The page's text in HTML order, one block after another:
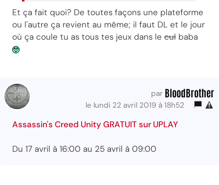
Et ça fait quoi? De toutes façons une plateforme
ou l'autre ça revient au même; il faut DL et le jour
où ça coule tu as tous tes jeux dans le cul baba
par BloodBrother
le lundi 22 avril 2019 à 18h52
Assassin's Creed Unity GRATUIT sur UPLAY
Du 17 avril à 16:00 au 25 avril à 09:00